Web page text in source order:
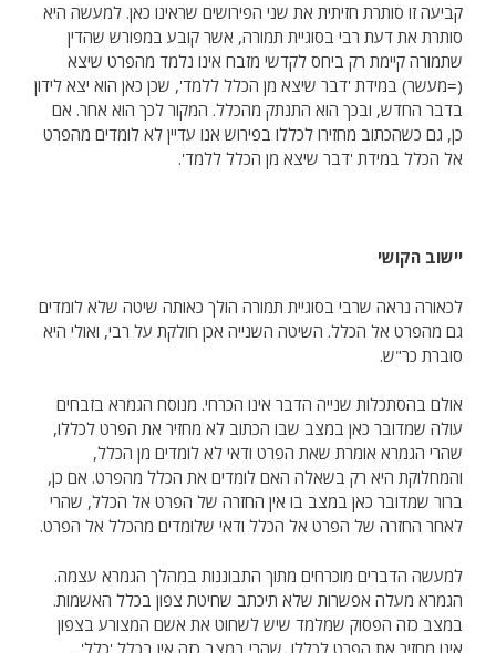
קביעה זו סותרת חזיתית את שני הפירושים שראינו כאן. למעשה היא
סותרת את דעת רבי בסוגיית תמורה, אשר קובע במפורש שהדין
שתמורה קיימת רק ביחס לקדשי מזבח אינו נלמד מהפרט שיצא
(=מעשר) במידת 'דבר שיצא מן הכלל ללמד', שכן כאן הוא יצא לידון
בדבר החדש, ובכך הוא התנתק מהכלל. המקור לכך הוא אחר. אם
כן, גם כשהכתוב מחזירו לכללו בפירוש אנו עדיין לא לומדים מהפרט
אל הכלל במידת 'דבר שיצא מן הכלל ללמד'.
יישוב הקושי
לכאורה נראה שרבי בסוגיית תמורה הולך כאותה שיטה שלא לומדים
גם מהפרט אל הכלל. השיטה השנייה אכן חולקת על רבי, ואולי היא
סוברת כר"ש.
אולם בהסתכלות שנייה הדבר אינו הכרחי. מנוסח הגמרא בזבחים
עולה שמדובר כאן במצב שבו הכתוב לא מחזיר את הפרט לכללו,
שהרי הגמרא אומרת שאת הפרט ודאי לא לומדים מן הכלל,
והמחלוקת היא רק בשאלה האם לומדים את הכלל מהפרט. אם כן,
ברור שמדובר כאן במצב בו אין החזרה של הפרט אל הכלל, שהרי
לאחר החזרה של הפרט אל הכלל ודאי שלומדים מהכלל אל הפרט.
למעשה הדברים מוכרחים מתוך התבוננות במהלך הגמרא עצמה.
הגמרא מעלה אפשרות שלא תיכתב שחיטת צפון בכלל האשמות.
במצב כזה הפסוק שמלמד שיש לשחוט את אשם המצורע בצפון
אינו מחזיר את הפרט לכללו, שהרי במצב כזה אין בכלל 'כלל'.